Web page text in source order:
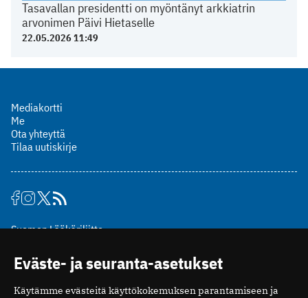
Tasavallan presidentti on myöntänyt arkkiatrin
arvonimen Päivi Hietaselle
22.05.2026 11:49
Mediakortti
Me
Ota yhteyttä
Tilaa uutiskirje
Suomen Lääkäriliitto
00510 Helsinki
puh. (09) 393 091
toimitus@potilaanlaakarilehti.fi
Eväste- ja seuranta-asetukset
Käytämme evästeitä käyttökokemuksen parantamiseen ja